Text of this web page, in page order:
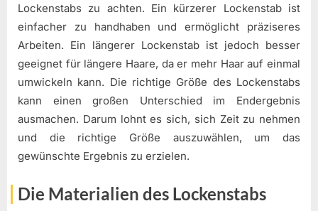
Lockenstabs zu achten. Ein kürzerer Lockenstab ist
einfacher zu handhaben und ermöglicht präziseres
Arbeiten. Ein längerer Lockenstab ist jedoch besser
geeignet für längere Haare, da er mehr Haar auf einmal
umwickeln kann. Die richtige Größe des Lockenstabs
kann einen großen Unterschied im Endergebnis
ausmachen. Darum lohnt es sich, sich Zeit zu nehmen
und die richtige Größe auszuwählen, um das
gewünschte Ergebnis zu erzielen.
Die Materialien des Lockenstabs